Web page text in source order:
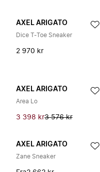
AXEL ARIGATO
Dice T-Toe Sneaker
2 970 kr
AXEL ARIGATO
Area Lo
3 398 kr3 576 kr
AXEL ARIGATO
Zane Sneaker